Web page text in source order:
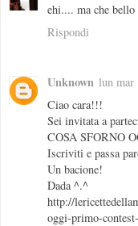
ehi.... ma che
Rispondi
Unknown lun mar
Ciao cara!!!
Sei invitata a
COSA SFORNO
Iscriviti e passa
Un bacione!
Dada ^.^
http://
oggi-primo-